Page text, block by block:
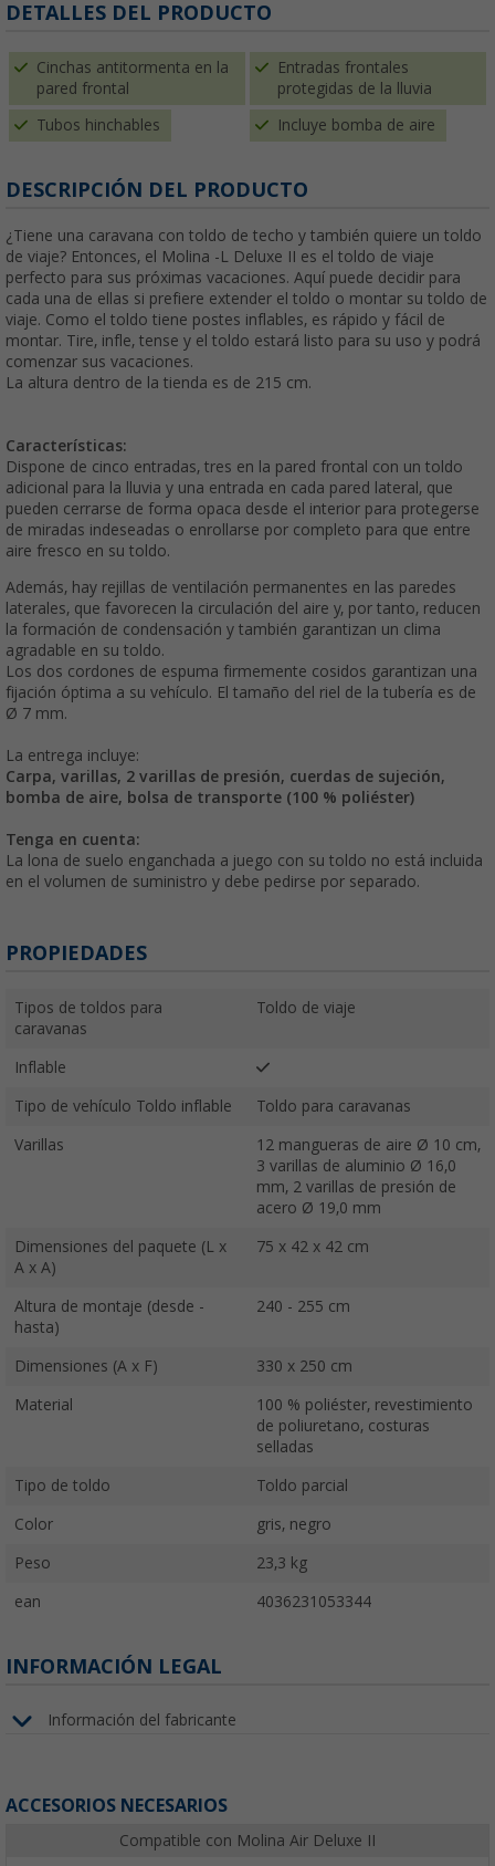
DETALLES DEL PRODUCTO
Cinchas antitormenta en la
pared frontal
Entradas frontales
protegidas de la lluvia
Tubos hinchables Incluye bomba de aire
DESCRIPCIÓN DEL PRODUCTO
¿Tiene una caravana con toldo de techo y también quiere un toldo
de viaje? Entonces, el Molina -L Deluxe II es el toldo de viaje
perfecto para sus próximas vacaciones. Aquí puede decidir para
cada una de ellas si prefiere extender el toldo o montar su toldo de
viaje. Como el toldo tiene postes inflables, es rápido y fácil de
montar. Tire, infle, tense y el toldo estará listo para su uso y podrá
comenzar sus vacaciones.
La altura dentro de la tienda es de 215 cm.
Características:
Dispone de cinco entradas, tres en la pared frontal con un toldo
adicional para la lluvia y una entrada en cada pared lateral, que
pueden cerrarse de forma opaca desde el interior para protegerse
de miradas indeseadas o enrollarse por completo para que entre
aire fresco en su toldo.
Además, hay rejillas de ventilación permanentes en las paredes
laterales, que favorecen la circulación del aire y, por tanto, reducen
la formación de condensación y también garantizan un clima
agradable en su toldo.
Los dos cordones de espuma firmemente cosidos garantizan una
fijación óptima a su vehículo. El tamaño del riel de la tubería es de
Ø 7 mm.
La entrega incluye:
Carpa, varillas, 2 varillas de presión, cuerdas de sujeción,
bomba de aire, bolsa de transporte (100 % poliéster)
Tenga en cuenta:
La lona de suelo enganchada a juego con su toldo no está incluida
en el volumen de suministro y debe pedirse por separado.
PROPIEDADES
Tipos de toldos para
caravanas
Toldo de viaje
Inflable
Tipo de vehículo Toldo inflable Toldo para caravanas
Varillas
12 mangueras de aire Ø 10 cm,
3 varillas de aluminio Ø 16,0
mm, 2 varillas de presión de
acero Ø 19,0 mm
Dimensiones del paquete (L x
A x A)
75 x 42 x 42 cm
Altura de montaje (desde -
hasta)
240 - 255 cm
Dimensiones (A x F) 330 x 250 cm
Material
100 % poliéster, revestimiento
de poliuretano, costuras
selladas
Tipo de toldo Toldo parcial
Color gris, negro
Peso 23,3 kg
ean 4036231053344
INFORMACIÓN LEGAL
Información del fabricante
ACCESORIOS NECESARIOS
Compatible con Molina Air Deluxe II